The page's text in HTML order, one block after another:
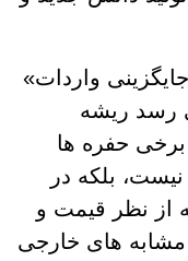
واردات»
رسد ریشه
حفره ها
بلکه در
از نظر قیمت و
مشابه های خارجی